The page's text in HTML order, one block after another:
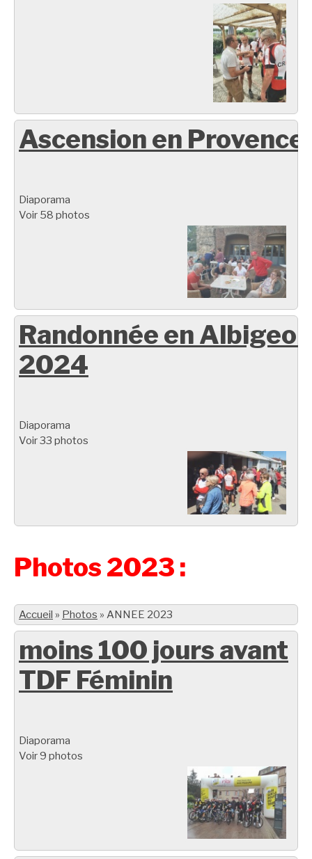
Ascension en Provence
Diaporama
Voir 58 photos
Randonnée en
2024
Diaporama
Voir 33 photos
Photos 2023 :
Accueil » Photos » ANNEE 2023
moins 100 jours avant
TDF Féminin
Diaporama
Voir 9 photos